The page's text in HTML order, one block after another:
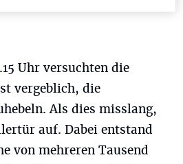
Uhr versuchten die
vergeblich, die
Als dies misslang,
auf. Dabei entstand
von mehreren Tausend